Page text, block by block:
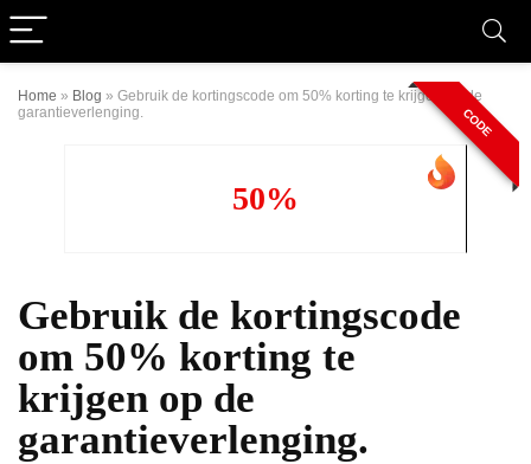
Home » Blog » Gebruik de kortingscode om 50% korting te krijgen op de
garantieverlenging.
CODE
50%
Gebruik de kortingscode
om 50% korting te
krijgen op de
garantieverlenging.